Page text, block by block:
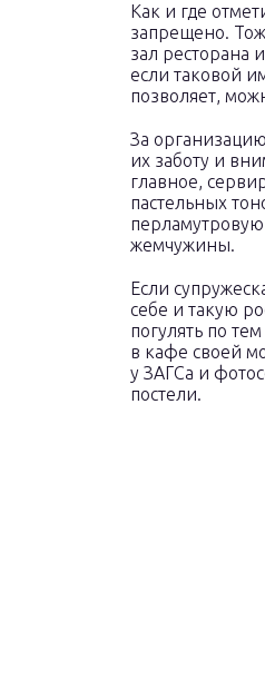
Как и где
запрещено.
зал ресторана
если таковой
позволяет,
За
их заботу и
главное,
пастельных
жемчужины.
Если
себе и такую
погулять по
в кафе своей
у ЗАГСа и
постели.